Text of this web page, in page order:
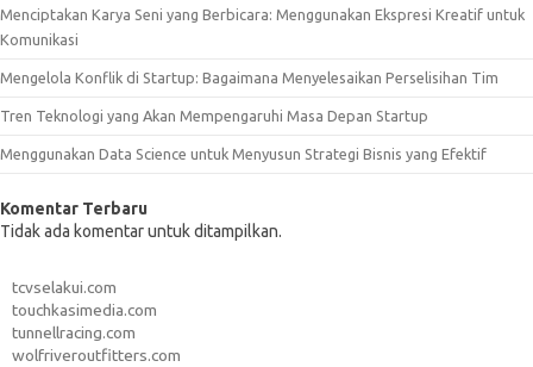
Menciptakan Karya Seni yang Berbicara: Menggunakan Ekspresi Kreatif untuk
Komunikasi
Mengelola Konflik di Startup: Bagaimana Menyelesaikan Perselisihan Tim
Tren Teknologi yang Akan Mempengaruhi Masa Depan Startup
Menggunakan Data Science untuk Menyusun Strategi Bisnis yang Efektif
Komentar Terbaru
Tidak ada komentar untuk ditampilkan.
tcvselakui.com
touchkasimedia.com
tunnellracing.com
wolfriveroutfitters.com